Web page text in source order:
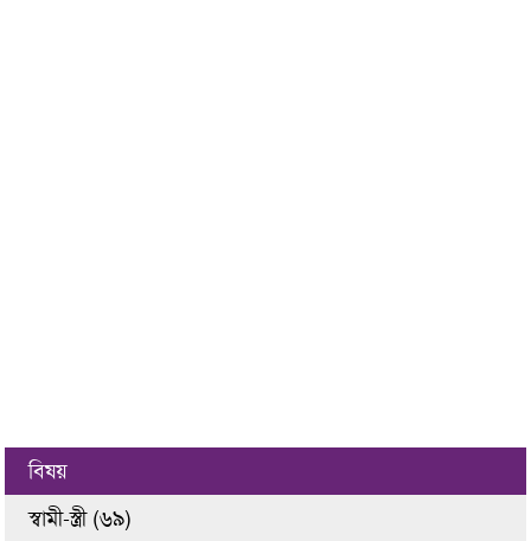
বিষয়
স্বামী-স্ত্রী (৬৯)